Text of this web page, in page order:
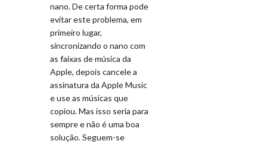
nano. De certa forma pode
evitar este problema, em
primeiro lugar,
sincronizando o nano com
as faixas de música da
Apple, depois cancele a
assinatura da Apple Music
e use as músicas que
copiou. Mas isso seria para
sempre e não é uma boa
solução. Seguem-se